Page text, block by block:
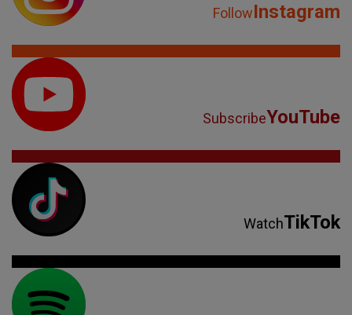
FollowInstagram
SubscribeYouTube
WatchTikTok